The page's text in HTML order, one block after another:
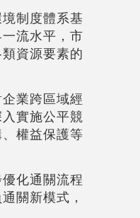
制度體系基
流水平，市
資源要素的
業跨區域經
實施公平競
權益保護等
化通關流程
關新模式，